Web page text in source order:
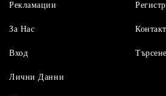
Рекламации
За Нас
Вход
Контакт
Търсене
Лични Данни